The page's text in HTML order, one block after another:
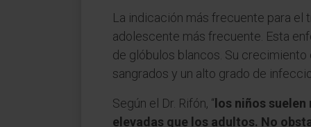
La indicación más frecuente para el
adolescente más frecuente. Esta
de glóbulos blancos. Su
sangrados y un alto grado de
Según el Dr. Rifón, “ los niños
elevadas que los adultos. No